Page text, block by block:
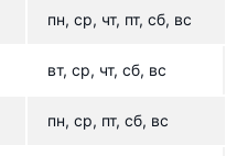
пн, ср, чт, пт, сб, вс
вт, ср, чт, сб, вс
пн, ср, пт, сб, вс